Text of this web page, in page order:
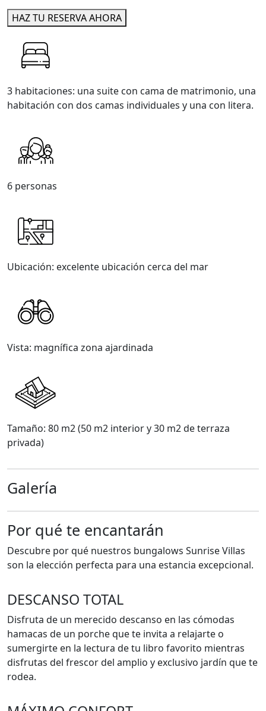
HAZ TU RESERVA AHORA
3 habitaciones: una suite con cama de matrimonio, una
habitación con dos camas individuales y una con litera.
6 personas
Ubicación: excelente ubicación cerca del mar
Vista: magnífica zona ajardinada
Tamaño: 80 m2 (50 m2 interior y 30 m2 de terraza
privada)
Galería
Por qué te encantarán
Descubre por qué nuestros bungalows Sunrise Villas
son la elección perfecta para una estancia excepcional.
DESCANSO TOTAL
Disfruta de un merecido descanso en las cómodas
hamacas de un porche que te invita a relajarte o
sumergirte en la lectura de tu libro favorito mientras
disfrutas del frescor del amplio y exclusivo jardín que te
rodea.